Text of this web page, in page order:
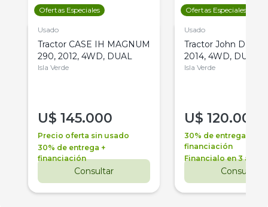
Ofertas Especiales
Usado
Tractor CASE IH MAGNUM
290, 2012, 4WD, DUAL
Isla Verde
U$ 145.000
Precio oferta sin usado
30% de entrega +
financiación
Consultar
Ofertas Especiales
Usado
Tractor John Deere
2014, 4WD, DUAL
Isla Verde
U$ 120.000
30% de entrega +
financiación
Financialo en 3 años
Consultar